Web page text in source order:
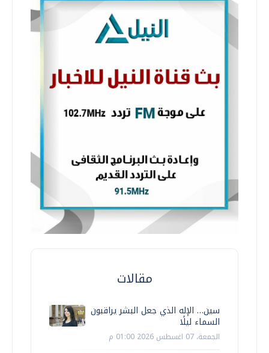
مقالات
سين… الإله الذي جعل البشر يراقبون
السماء ليلًا
الجمعة، 07 اغسطس 2026 01:00 م